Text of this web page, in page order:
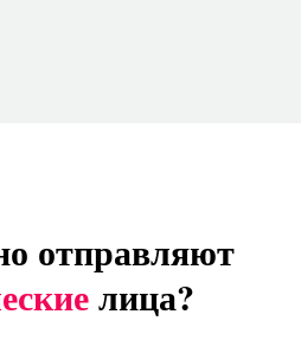
отправляют
лица?